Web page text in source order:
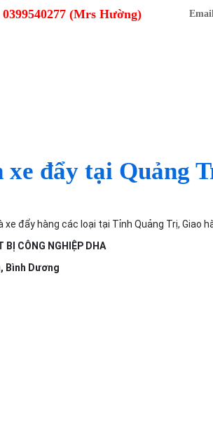
(Mrs Hường)
đẩy tại Quảng
đẩy hàng các loại tại Tỉnh Quảng Trị, Giao
CÔNG NGHIỆP DHA
Bình Dương